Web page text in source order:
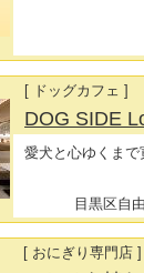
[ ドッグカフェ ]
DOG SIDE
愛犬と心ゆくま
目黒区自
[ おにぎり専門店 ]